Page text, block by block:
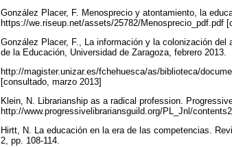
González Placer, F. Menosprecio y atontamiento, la
https://we.riseup.net/assets/25782/Menosprecio_pdf.pdf
González Placer, F., La información y la colonización
de la Educación, Universidad de Zaragoza, febrero 2013.
http://magister.unizar.es/fchehuesca/as/biblioteca/
[consultado, marzo 2013]
Klein, N. Librarianship as a radical profession.
http://www.progressivelibrariansguild.org/PL_Jnl/
Hirtt, N. La educación en la era de las competencias.
2, pp. 108-114.